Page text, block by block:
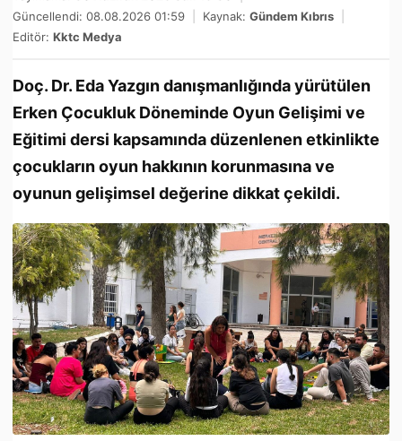
Güncellendi: 08.08.2026 01:59
Kaynak: Gündem Kıbrıs
Editör: Kktc Medya
Doç. Dr. Eda Yazgın danışmanlığında yürütülen
Erken Çocukluk Döneminde Oyun Gelişimi ve
Eğitimi dersi kapsamında düzenlenen etkinlikte
çocukların oyun hakkının korunmasına ve
oyunun gelişimsel değerine dikkat çekildi.